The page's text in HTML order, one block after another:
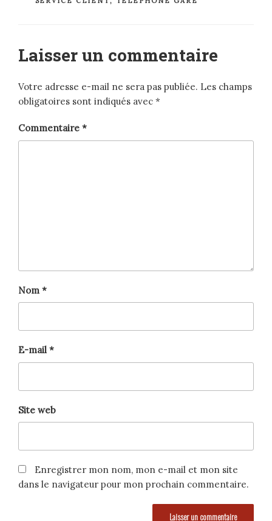
Laisser un commentaire
Votre adresse e-mail ne sera pas publiée. Les champs
obligatoires sont indiqués avec *
Commentaire *
Nom *
E-mail *
Site web
Enregistrer mon nom, mon e-mail et mon site
dans le navigateur pour mon prochain commentaire.